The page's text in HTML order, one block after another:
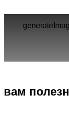
вам